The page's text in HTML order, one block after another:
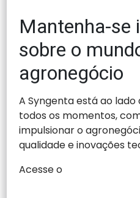
Mantenha-se
sobre o
agronegócio
A Syngenta está ao
todos os momentos,
impulsionar o
qualidade e inovações
Acesse o